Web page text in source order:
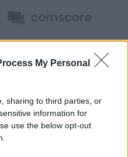
My Personal
sharing to third parties, or
information for
use the below opt-out
04827280654 - Testata
Inferiore N. 8/2020 - RG N.